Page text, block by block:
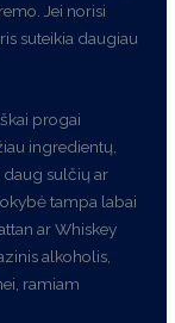
Jei norisi
suteikia daugiau
progai
ingredientų,
daug sulčių ar
tampa labai
ar Whiskey
alkoholis,
ramiam